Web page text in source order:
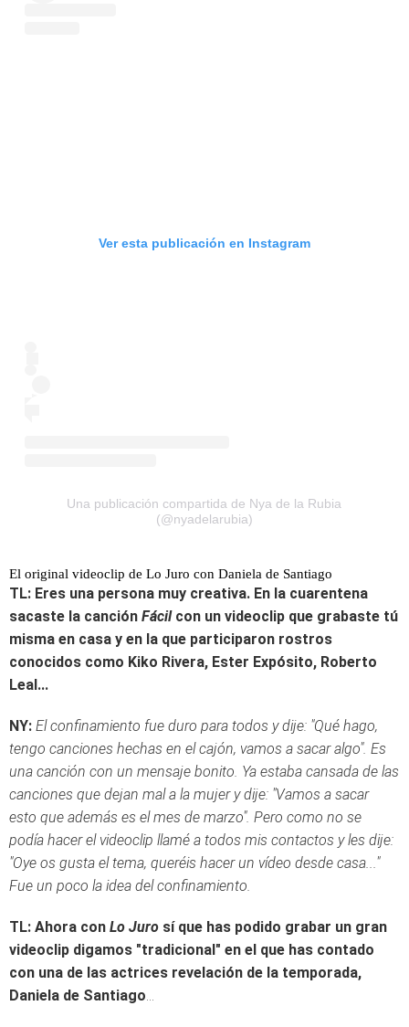
Ver esta publicación en Instagram
Una publicación compartida de Nya de la Rubia
(@nyadelarubia)
El original videoclip de Lo Juro con Daniela de Santiago
TL: Eres una persona muy creativa. En la cuarentena
sacaste la canción Fácilcon un videoclip que grabaste tú
misma en casa y en la que participaron rostros
conocidos como Kiko Rivera, Ester Expósito, Roberto
Leal...
NY: El confinamiento fue duro para todos y dije: "Qué hago,
tengo canciones hechas en el cajón, vamos a sacar algo". Es
una canción con un mensaje bonito. Ya estaba cansada de las
canciones que dejan mal a la mujer y dije: "Vamos a sacar
esto que además es el mes de marzo". Pero como no se
podía hacer el videoclip llamé a todos mis contactos y les dije:
"Oye os gusta el tema, queréis hacer un vídeo desde casa..."
Fue un poco la idea del confinamiento.
TL: Ahora con Lo Juro sí que has podido grabar un gran
videoclip digamos "tradicional" en el que has contado
con una de las actrices revelación de la temporada,
Daniela de Santiago...